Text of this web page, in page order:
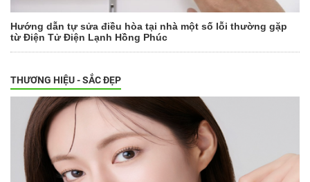
Hướng dẫn tự sửa điều hòa tại nhà một số lỗi thường gặp
từ Điện Tử Điện Lạnh Hồng Phúc
THƯƠNG HIỆU - SẮC ĐẸP